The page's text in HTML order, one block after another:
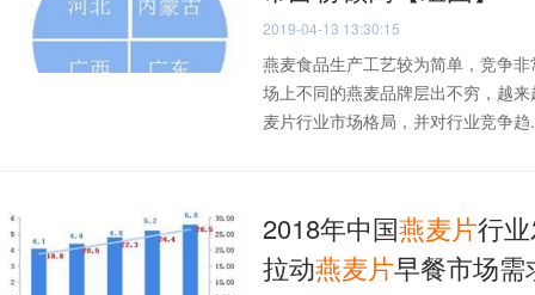
2019-04-13 13:30:15
燕麦食品生产工艺较为简单，竞争
场上不同的燕麦品牌层出不穷，越
麦片行业市场格局，并对行业竞争趋
2018年中国燕麦片行
拉动燕麦片早餐市场需